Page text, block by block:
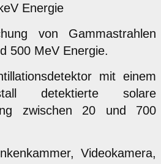
Energie
von Gammastrahlen
500 MeV Energie.
mit einem
detektierte solare
zwischen 20 und 700
Videokamera,